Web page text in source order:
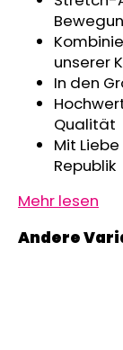
unserer
In den
Qualität
Mit
Republik
Mehr lesen